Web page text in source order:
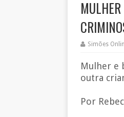
Simões
Mulher e
outra
Por